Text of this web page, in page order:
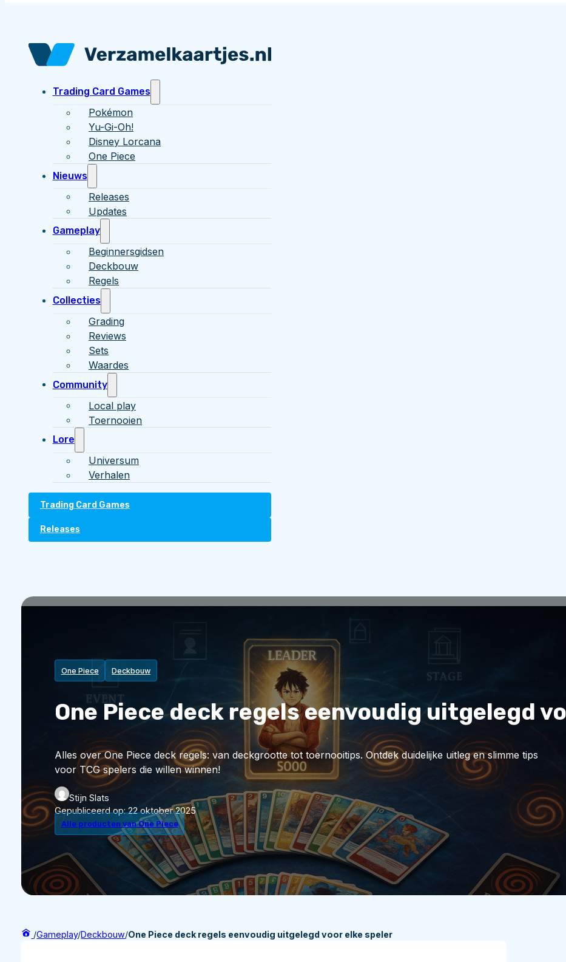
Trading Card Games
Pokémon
Yu-Gi-Oh!
Disney Lorcana
One Piece
Nieuws
Releases
Updates
Gameplay
Beginnersgidsen
Deckbouw
Regels
Collecties
Grading
Reviews
Sets
Waardes
Community
Local play
Toernooien
Lore
Universum
Verhalen
Trading Card Games
Releases
One Piece Deckbouw
One Piece deck regels eenvoudig uitgelegd
Alles over One Piece deck regels: van deckgrootte tot toernooitips. Ontdek duidelijke uitleg en slimme tips
voor TCG spelers die willen winnen!
Stijn Slats
Gepubliceerd op:22 oktober 2025
Alle producten van One Piece
/Gameplay/Deckbouw/One Piece deck regels eenvoudig uitgelegd voor elke speler